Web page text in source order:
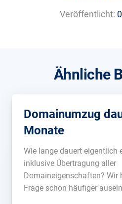
Veröffentlicht:
Ähnliche
Domainumzug
Monate
Wie lange dauert eigentlich
inklusive Übertragung aller
Domaineigenschaften? Wir
Frage schon häufiger